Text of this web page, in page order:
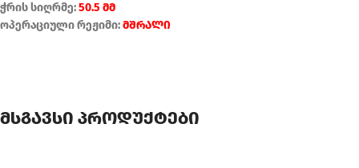
ჭრის სიღრმე:50.5 მმ
ოპერაციული რეჟიმი:მშრალი
მსგავსი პროდუქტები